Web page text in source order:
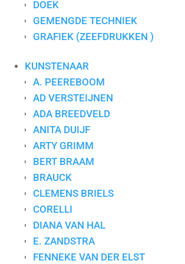
DOEK
GEMENGDE TECHNIEK
GRAFIEK (ZEEFDRUKKEN )
KUNSTENAAR
A. PEEREBOOM
AD VERSTEIJNEN
ADA BREEDVELD
ANITA DUIJF
ARTY GRIMM
BERT BRAAM
BRAUCK
CLEMENS BRIELS
CORELLI
DIANA VAN HAL
E. ZANDSTRA
FENNEKE VAN DER ELST
Type
Fotografie
CONTACT
Art for Company
+31-(0)13-5454656
Mobiel:+31-(0)6-24640033
E-mail:
info@artforcompany.nl
KvK: 18081401
BTW: NL001780285B65
Privacyverklaring
Kunst voor bedrijven